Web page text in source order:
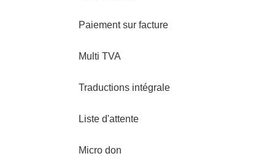
Paiement sur facture
Multi TVA
Traductions intégrale
Liste d'attente
Micro don